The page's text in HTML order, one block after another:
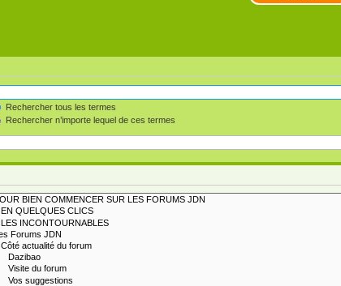
Rechercher tous les termes
Rechercher n’importe lequel de ces termes